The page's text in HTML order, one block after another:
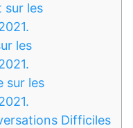
sur les
les
sur les
Difficiles